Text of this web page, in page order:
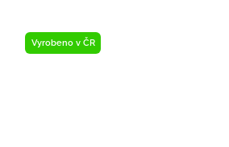
Vyrobeno v ČR